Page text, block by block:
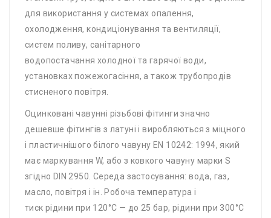
для використання у системах опалення,
охолодження, кондиціонування та вентиляції,
систем поливу, санітарного
водопостачання холодної та гарячої води,
установках пожежогасіння, а також трубопродів
стисненого повітря.
Оцинковані чавунні різьбові фітинги значно
дешевше фітингів з латуні і виробляються з міцного
і пластичнішого білого чавуну EN 10242: 1994, який
має маркування W, або з ковкого чавуну марки S
згідно DIN 2950. Середа застосування: вода, газ,
масло, повітря і ін. Робоча температура і
тиск рідини при 120°С — до 25 бар, рідини при 300°С